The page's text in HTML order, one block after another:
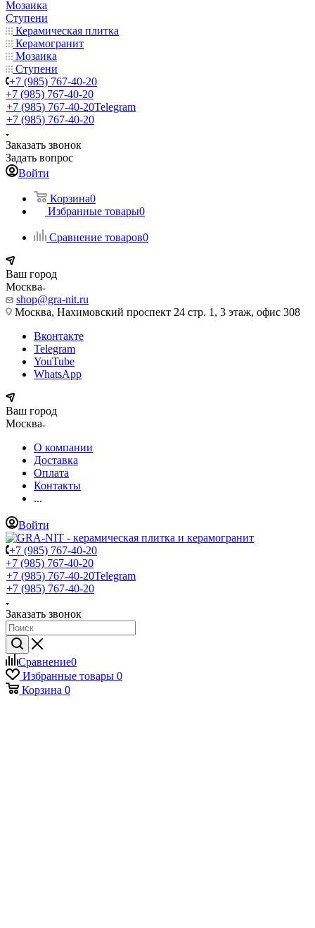
Мозаика
Ступени
Керамическая плитка
Керамогранит
Мозаика
Ступени
+7 (985) 767-40-20
+7 (985) 767-40-20
+7 (985) 767-40-20Telegram
+7 (985) 767-40-20
Заказать звонок
Задать вопрос
Войти
Корзина0
Избранные товары0
Сравнение товаров0
Ваш город
Москва
shop@gra-nit.ru
Москва, Нахимовский проспект 24 стр. 1, 3 этаж, офис 308
Вконтакте
Telegram
YouTube
WhatsApp
Ваш город
Москва
О компании
Доставка
Оплата
Контакты
...
Войти
+7 (985) 767-40-20
+7 (985) 767-40-20
+7 (985) 767-40-20Telegram
+7 (985) 767-40-20
Заказать звонок
Сравнение0
Избранные товары 0
Корзина 0